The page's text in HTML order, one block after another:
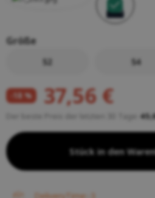
Größe
52 54
-18 % 37,56 €
Stück in den